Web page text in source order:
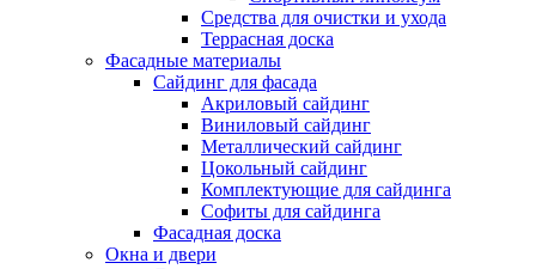
Средства для очистки и ухода
Террасная доска
Фасадные материалы
Сайдинг для фасада
Акриловый сайдинг
Виниловый сайдинг
Металлический сайдинг
Цокольный сайдинг
Комплектующие для сайдинга
Софиты для сайдинга
Фасадная доска
Окна и двери